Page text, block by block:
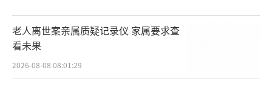
取出SIM卡
老人离世案亲属质疑记录仪 家属要求查
看未果
2026-08-08 08:01:29